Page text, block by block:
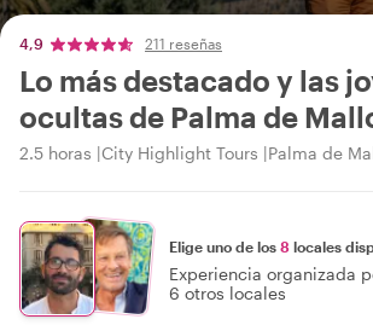
4,9 211 reseñas
Lo más destacado y las
ocultas de Palma de
2.5 horas City Highlight Tours Palma de
Elige uno de los 8 locales
Experiencia organizada
6 otros locales